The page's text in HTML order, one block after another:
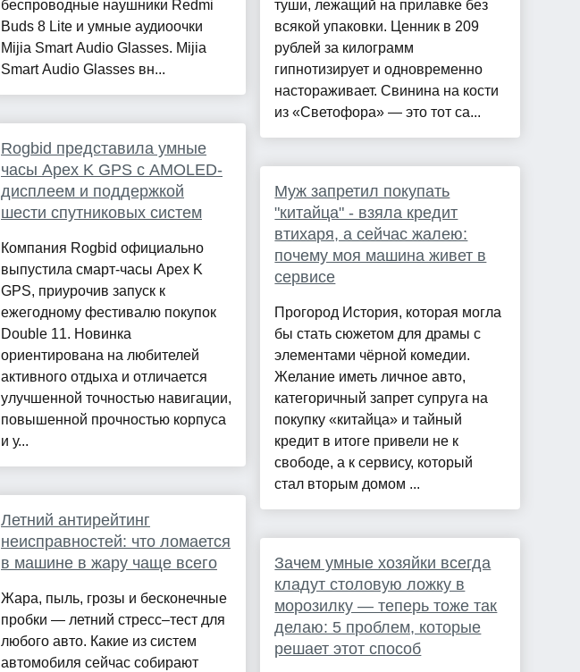
беспроводные наушники Redmi
Buds 8 Lite и умные аудиоочки
Mijia Smart Audio Glasses. Mijia
Smart Audio Glasses вн...
Rogbid представила умные
часы Apex K GPS с AMOLED-
дисплеем и поддержкой
шести спутниковых систем
Компания Rogbid официально
выпустила смарт-часы Apex K
GPS, приурочив запуск к
ежегодному фестивалю покупок
Double 11. Новинка
ориентирована на любителей
активного отдыха и отличается
улучшенной точностью навигации,
повышенной прочностью корпуса
и у...
Летний антирейтинг
неисправностей: что ломается
в машине в жару чаще всего
Жара, пыль, грозы и бесконечные
пробки — летний стресс–тест для
любого авто. Какие из систем
автомобиля сейчас собирают
туши, лежащий на прилавке без
всякой упаковки. Ценник в 209
рублей за килограмм
гипнотизирует и одновременно
настораживает. Свинина на кости
из «Светофора» — это тот са...
Муж запретил покупать
"китайца" - взяла кредит
втихаря, а сейчас жалею:
почему моя машина живет в
сервисе
Прогород История, которая могла
бы стать сюжетом для драмы с
элементами чёрной комедии.
Желание иметь личное авто,
категоричный запрет супруга на
покупку «китайца» и тайный
кредит в итоге привели не к
свободе, а к сервису, который
стал вторым домом ...
Зачем умные хозяйки всегда
кладут столовую ложку в
морозилку — теперь тоже так
делаю: 5 проблем, которые
решает этот способ